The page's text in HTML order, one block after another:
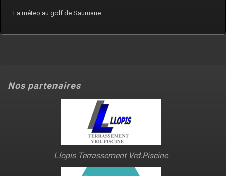
La méteo au golf de Saumane
Nos partenaires
Llopis Terrassement Vrd.Piscine